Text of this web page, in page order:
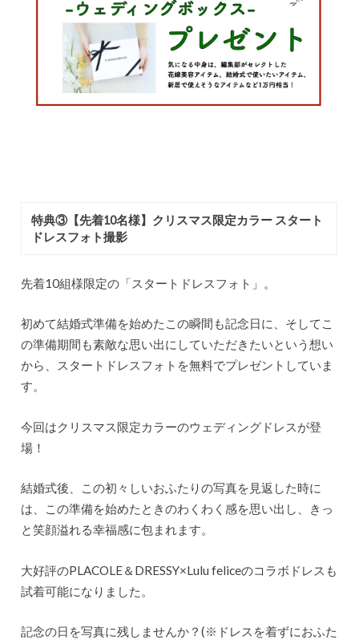
​特典③【先着10名様】クリスマス限定カラー スタート
ドレスフォト撮影
先着10組様限定の「スタートドレスフォト」。
初めて結婚式準備を始めたこの瞬間も記念日に、そしてこ
の準備期間も素敵な思い出にしていただきたいという想い
から、スタートドレスフォトを無料でプレゼントしていま
す。
今回はクリスマス限定カラーのウェディングドレスが登
場！
結婚式後、この初々しいおふたりの写真を見返した時に
は、この準備を始めたときのわくわく感を思い出し、きっ
と笑顔溢れる幸福感に包まれます。
大好評のPLACOLE＆DRESSY×Lulu feliceのコラボドレスも
試着可能になりました。
記念の日を写真に残しませんか？(※ドレスを着ずにおふた